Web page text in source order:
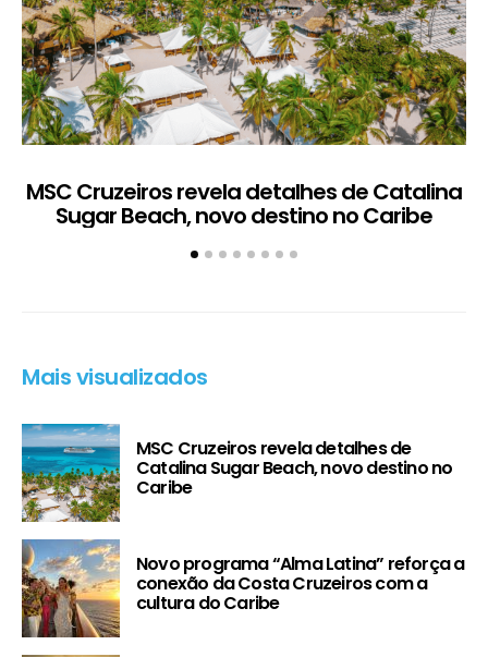
MSC Cruzeiros revela detalhes de Catalina
Sugar Beach, novo destino no Caribe
Mais visualizados
MSC Cruzeiros revela detalhes de
Catalina Sugar Beach, novo destino no
Caribe
Novo programa “Alma Latina” reforça a
conexão da Costa Cruzeiros com a
cultura do Caribe